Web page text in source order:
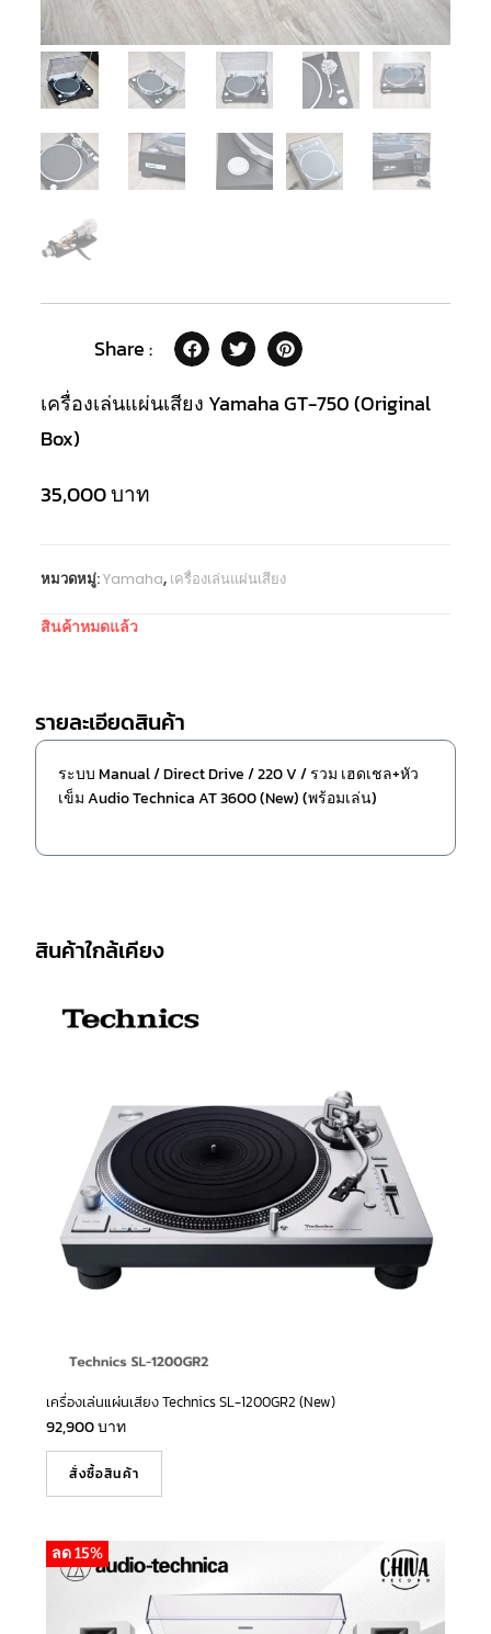
Share :
เครื่องเล่นแผ่นเสียง Yamaha GT-750 (Original
Box)
35,000บาท
หมวดหมู่:Yamaha, เครื่องเล่นแผ่นเสียง
สินค้าหมดแล้ว
รายละเอียดสินค้า
ระบบ Manual / Direct Drive / 220 V / รวม เฮดเชล+หัว
เข็ม Audio Technica AT 3600 (New) (พร้อมเล่น)
สินค้าใกล้เคียง
เครื่องเล่นแผ่นเสียง Technics SL-1200GR2 (New)
92,900บาท
สั่งซื้อสินค้า
ลด 15%